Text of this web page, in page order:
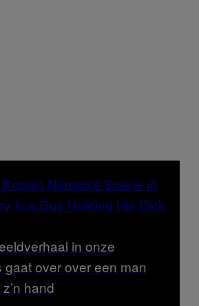
in onze
over over een man
hand